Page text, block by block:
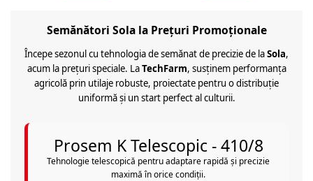
Semănători Sola la Prețuri Promoționale
Începe sezonul cu tehnologia de semănat de precizie de laSola,
acum la prețuri speciale. LaTechFarm, susținem performanța
agricolă prin utilaje robuste, proiectate pentru o distribuție
uniformă și un start perfect al culturii.
Prosem K Telescopic - 410/8
Tehnologie telescopică pentru adaptare rapidă și precizie
maximă în orice condiții.